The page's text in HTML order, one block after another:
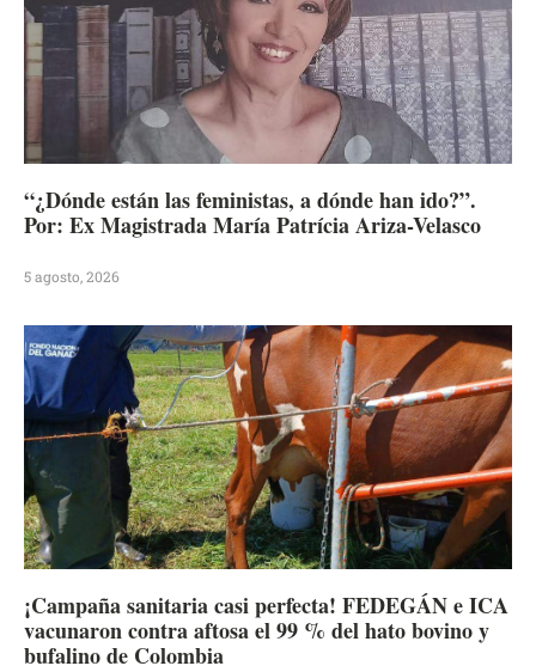
“¿Dónde están las feministas, a dónde han ido?”.
Por: Ex Magistrada María Patrícia Ariza-Velasco
5 agosto, 2026
¡Campaña sanitaria casi perfecta! FEDEGÁN e ICA
vacunaron contra aftosa el 99 % del hato bovino y
bufalino de Colombia